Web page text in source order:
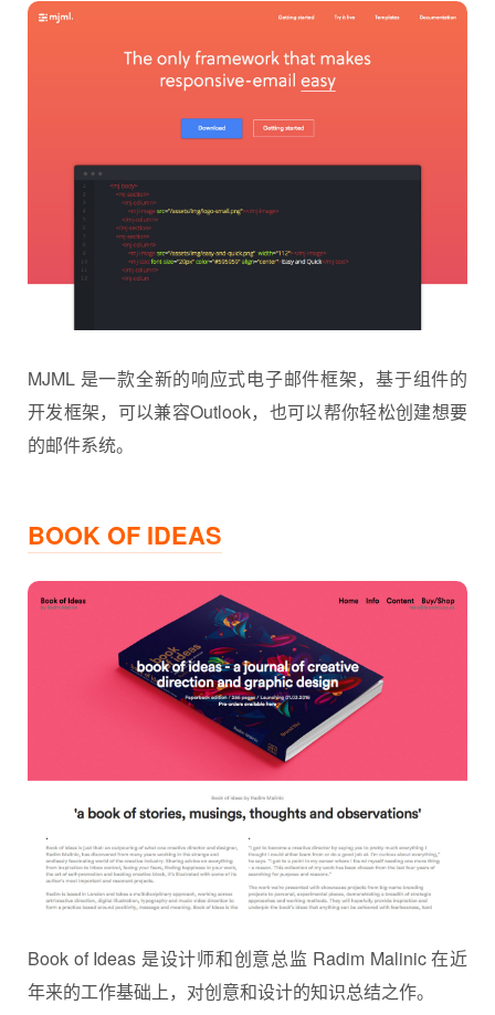
MJML 是一款全新的响应式电子邮件框架，基于组件的
开发框架，可以兼容Outlook，也可以帮你轻松创建想要
的邮件系统。
BOOK OF IDEAS
Book of Ideas 是设计师和创意总监 Radim Malinic 在近
年来的工作基础上，对创意和设计的知识总结之作。